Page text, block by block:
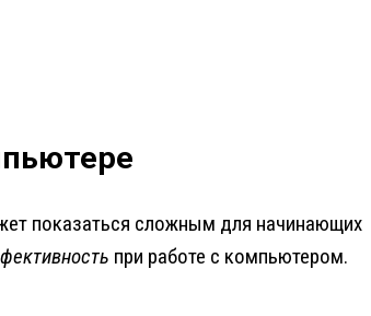
показаться сложным для начинающих
при работе с компьютером.